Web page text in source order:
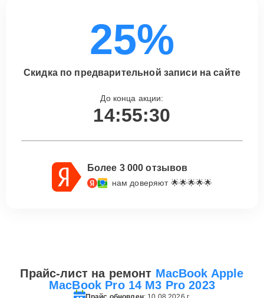
25%
Скидка по предварительной записи на сайте
До конца акции:
14:55:30
Более 3 000 отзывов
нам доверяют 🌟🌟🌟🌟🌟
Прайс-лист на ремонт MacBook Apple
MacBook Pro 14 M3 Pro 2023